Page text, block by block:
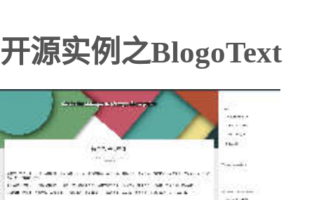
开源实例之BlogoText